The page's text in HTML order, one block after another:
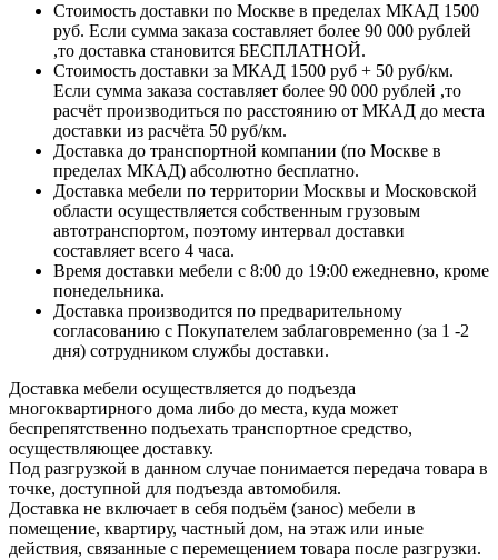
Стоимость доставки по Москве в пределах МКАД 1500
руб. Если сумма заказа составляет более 90 000 рублей
,то доставка становится БЕСПЛАТНОЙ.
Стоимость доставки за МКАД 1500 руб + 50 руб/км.
Если сумма заказа составляет более 90 000 рублей ,то
расчёт производиться по расстоянию от МКАД до места
доставки из расчёта 50 руб/км.
Доставка до транспортной компании (по Москве в
пределах МКАД) абсолютно бесплатно.
Доставка мебели по территории Москвы и Московской
области осуществляется собственным грузовым
автотранспортом, поэтому интервал доставки
составляет всего 4 часа.
Время доставки мебели с 8:00 до 19:00 ежедневно, кроме
понедельника.
Доставка производится по предварительному
согласованию с Покупателем заблаговременно (за 1 -2
дня) сотрудником службы доставки.
Доставка мебели осуществляется до подъезда
многоквартирного дома либо до места, куда может
беспрепятственно подъехать транспортное средство,
осуществляющее доставку.
Под разгрузкой в данном случае понимается передача товара в
точке, доступной для подъезда автомобиля.
Доставка не включает в себя подъём (занос) мебели в
помещение, квартиру, частный дом, на этаж или иные
действия, связанные с перемещением товара после разгрузки.